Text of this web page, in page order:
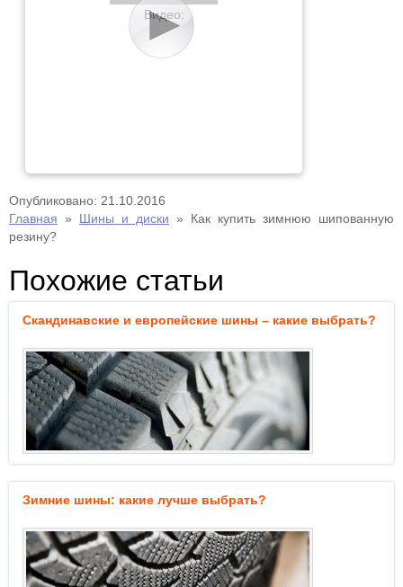
Видео:
Опубликовано: 21.10.2016
Главная » Шины и диски » Как купить зимнюю шипованную
резину?
Похожие статьи
Скандинавские и европейские шины – какие выбрать?
Зимние шины: какие лучше выбрать?